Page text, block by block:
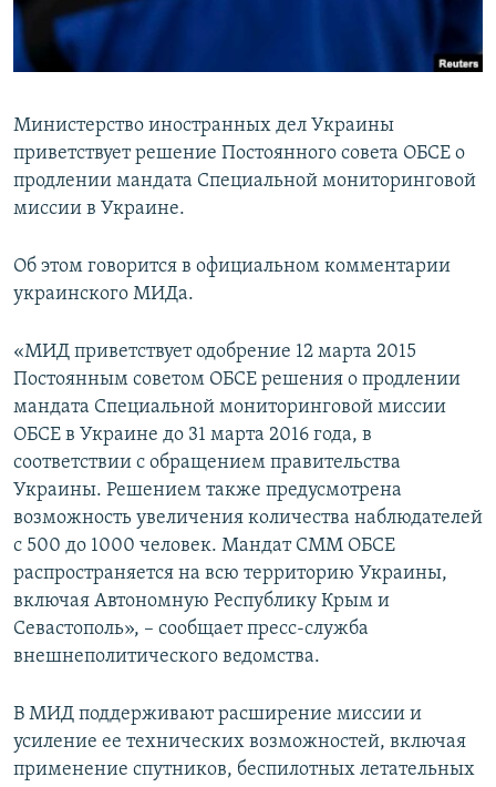
ПОБЕДИТЕЛЕЙ НЕ СУДЯТ?
КРЫМ.НЕПОКОРЕННЫЙ
УКРАИНСКАЯ ПРОБЛЕМА КРЫМА
ПРИСОЕДИНЯЙТЕСЬ!
Все сайты RFE/RL
Министерство иностранных дел Украины
приветствует решение Постоянного совета ОБСЕ о
продлении мандата Специальной мониторинговой
миссии в Украине.
Об этом говорится в официальном комментарии
украинского МИДа.
«МИД приветствует одобрение 12 марта 2015
Постоянным советом ОБСЕ решения о продлении
мандата Специальной мониторинговой миссии
ОБСЕ в Украине до 31 марта 2016 года, в
соответствии с обращением правительства
Украины. Решением также предусмотрена
возможность увеличения количества наблюдателей
с 500 до 1000 человек. Мандат СММ ОБСЕ
распространяется на всю территорию Украины,
включая Автономную Республику Крым и
Севастополь», – сообщает пресс-служба
внешнеполитического ведомства.
В МИД поддерживают расширение миссии и
усиление ее технических возможностей, включая
применение спутников, беспилотных летательных